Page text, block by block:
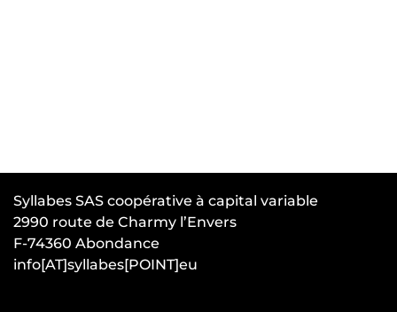
Syllabes SAS coopérative à capital variable
2990 route de Charmy l’Envers
F-74360 Abondance
info[AT]syllabes[POINT]eu